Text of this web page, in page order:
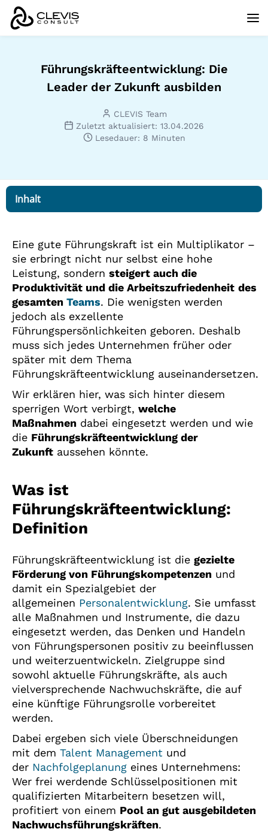
Führungskräfteentwicklung: Die
Leader der Zukunft ausbilden
CLEVIS Team
Zuletzt aktualisiert: 13.04.2026
Lesedauer: 8 Minuten
Inhalt
Eine gute Führungskraft ist ein Multiplikator –
sie erbringt nicht nur selbst eine hohe
Leistung, sondern steigert auch die
Produktivität und die Arbeitszufriedenheit des
gesamten Teams. Die wenigsten werden
jedoch als exzellente
Führungspersönlichkeiten geboren. Deshalb
muss sich jedes Unternehmen früher oder
später mit dem Thema
Führungskräfteentwicklung auseinandersetzen.
Wir erklären hier, was sich hinter diesem
sperrigen Wort verbirgt, welche
Maßnahmen dabei eingesetzt werden und wie
die Führungskräfteentwicklung der
Zukunft aussehen könnte.
Was ist
Führungskräfteentwicklung:
Definition
Führungskräfteentwicklung ist die gezielte
Förderung von Führungskompetenzen und
damit ein Spezialgebiet der
allgemeinen Personalentwicklung. Sie umfasst
alle Maßnahmen und Instrumente, die dazu
eingesetzt werden, das Denken und Handeln
von Führungspersonen positiv zu beeinflussen
und weiterzuentwickeln. Zielgruppe sind
sowohl aktuelle Führungskräfte, als auch
vielversprechende Nachwuchskräfte, die auf
eine künftige Führungsrolle vorbereitet
werden.
Dabei ergeben sich viele Überschneidungen
mit dem Talent Management und
der Nachfolgeplanung eines Unternehmens:
Wer frei werdende Schlüsselpositionen mit
qualifizierten Mitarbeitern besetzen will,
profitiert von einem Pool an gut ausgebildeten
Nachwuchsführungskräften.